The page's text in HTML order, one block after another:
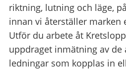
riktning, lutning och läge,
innan vi återställer marken
Utför du arbete åt
uppdraget inmätning av de
ledningar som kopplas in